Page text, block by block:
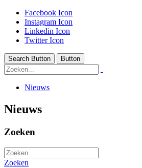
Facebook Icon
Instagram Icon
Linkedin Icon
Twitter Icon
Search Button Button
Nieuws
Nieuws
Zoeken
Zoeken